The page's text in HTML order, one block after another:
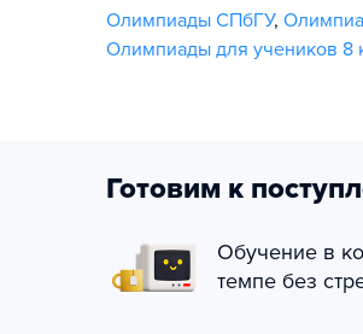
Олимпиады СПбГУ,
Олимпиады для учеников 8
Готовим к
Обучение в
темпе без